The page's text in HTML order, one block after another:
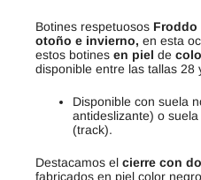
Botines respetuosos Froddo
otoño e invierno, en esta
estos botines en piel de
disponible entre las tallas 28
Disponible con suela
antideslizante) o
(track).
Destacamos el cierre con
fabricados en piel color